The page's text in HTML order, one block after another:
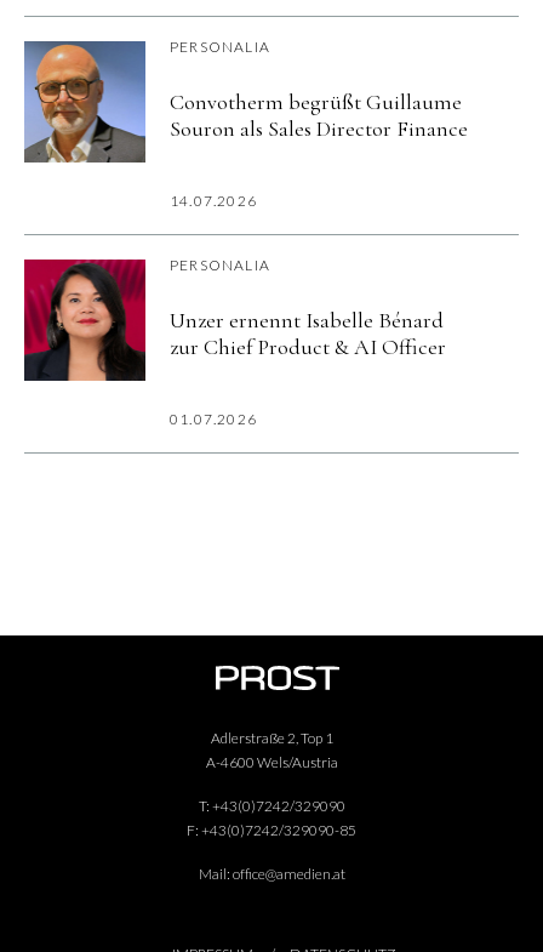
PERSONALIA
Convotherm begrüßt Guillaume
Souron als Sales Director Finance
14.07.2026
PERSONALIA
Unzer ernennt Isabelle Bénard
zur Chief Product & AI Officer
01.07.2026
Adlerstraße 2, Top 1
A-4600 Wels/Austria
T: +43(0)7242/329090
F: +43(0)7242/329090-85
Mail: office@amedien.at